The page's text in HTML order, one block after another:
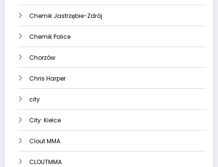
Chemik Jastrzębie-Zdrój
Chemik Police
Chorzów
Chris Harper
city
City: Kielce
Clout MMA
CLOUTMMA